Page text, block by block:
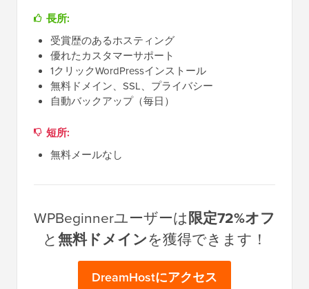
長所:
受賞歴のあるホスティング
優れたカスタマーサポート
1クリックWordPressインストール
無料ドメイン、SSL、プライバシー
自動バックアップ（毎日）
短所:
無料メールなし
WPBeginnerユーザーは限定72%オフ
と無料ドメインを獲得できます！
DreamHostにアクセス